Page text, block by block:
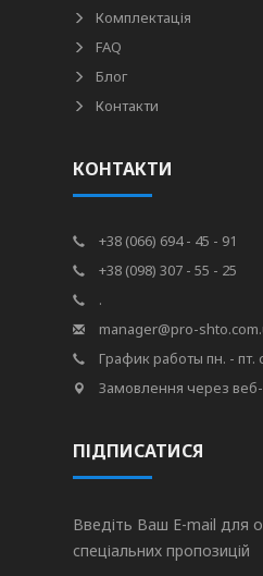
Комплектація
FAQ
Блог
Контакти
КОНТАКТИ
+38 (066) 694 - 45 - 91
+38 (098) 307 - 55 - 25
.
manager@pro-
График работы пн. - пт.
Замовлення через
ПІДПИСАТИСЯ
Введіть Ваш E-mail для
спеціальних пропозицій